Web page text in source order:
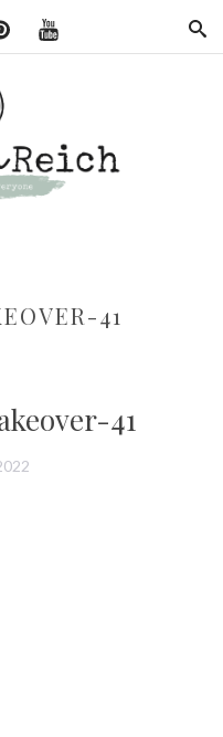
41
41